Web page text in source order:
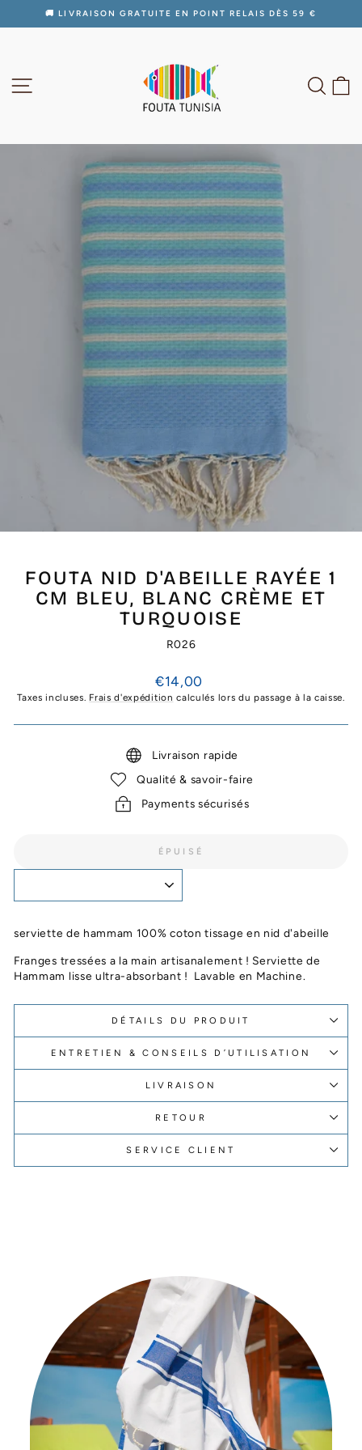
Diaporama
🚚 LIVRAISON GRATUITE EN POINT RELAIS DÈS 59 €
FOUTA NID D'ABEILLE RAYÉE 1
CM BLEU, BLANC CRÈME ET
TURQUOISE
R026
Prix
régulier
€14,00
Taxes incluses. Frais d'expédition calculés lors du passage à la caisse.
Livraison rapide
Qualité & savoir-faire
Payments sécurisés
ÉPUISÉ
serviette de hammam 100% coton tissage en nid d'abeille
Franges tressées a la main artisanalement ! Serviette de
Hammam lisse ultra-absorbant ! Lavable en Machine.
DÉTAILS DU PRODUIT
ENTRETIEN & CONSEILS D’UTILISATION
LIVRAISON
RETOUR
SERVICE CLIENT